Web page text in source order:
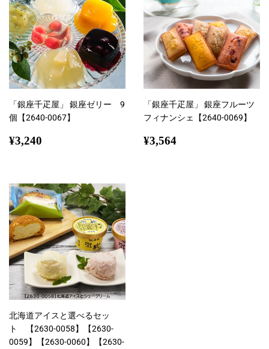
「銀座千疋屋」 銀座ゼリー 9
個【2640-0067】
通
¥3,240
「銀座千疋屋」 銀座フルーツ
フィナンシェ【2640-0069】
通
¥3,564
北海道アイスと選べるセッ
ト 【2630-0058】【2630-
0059】【2630-0060】【2630-